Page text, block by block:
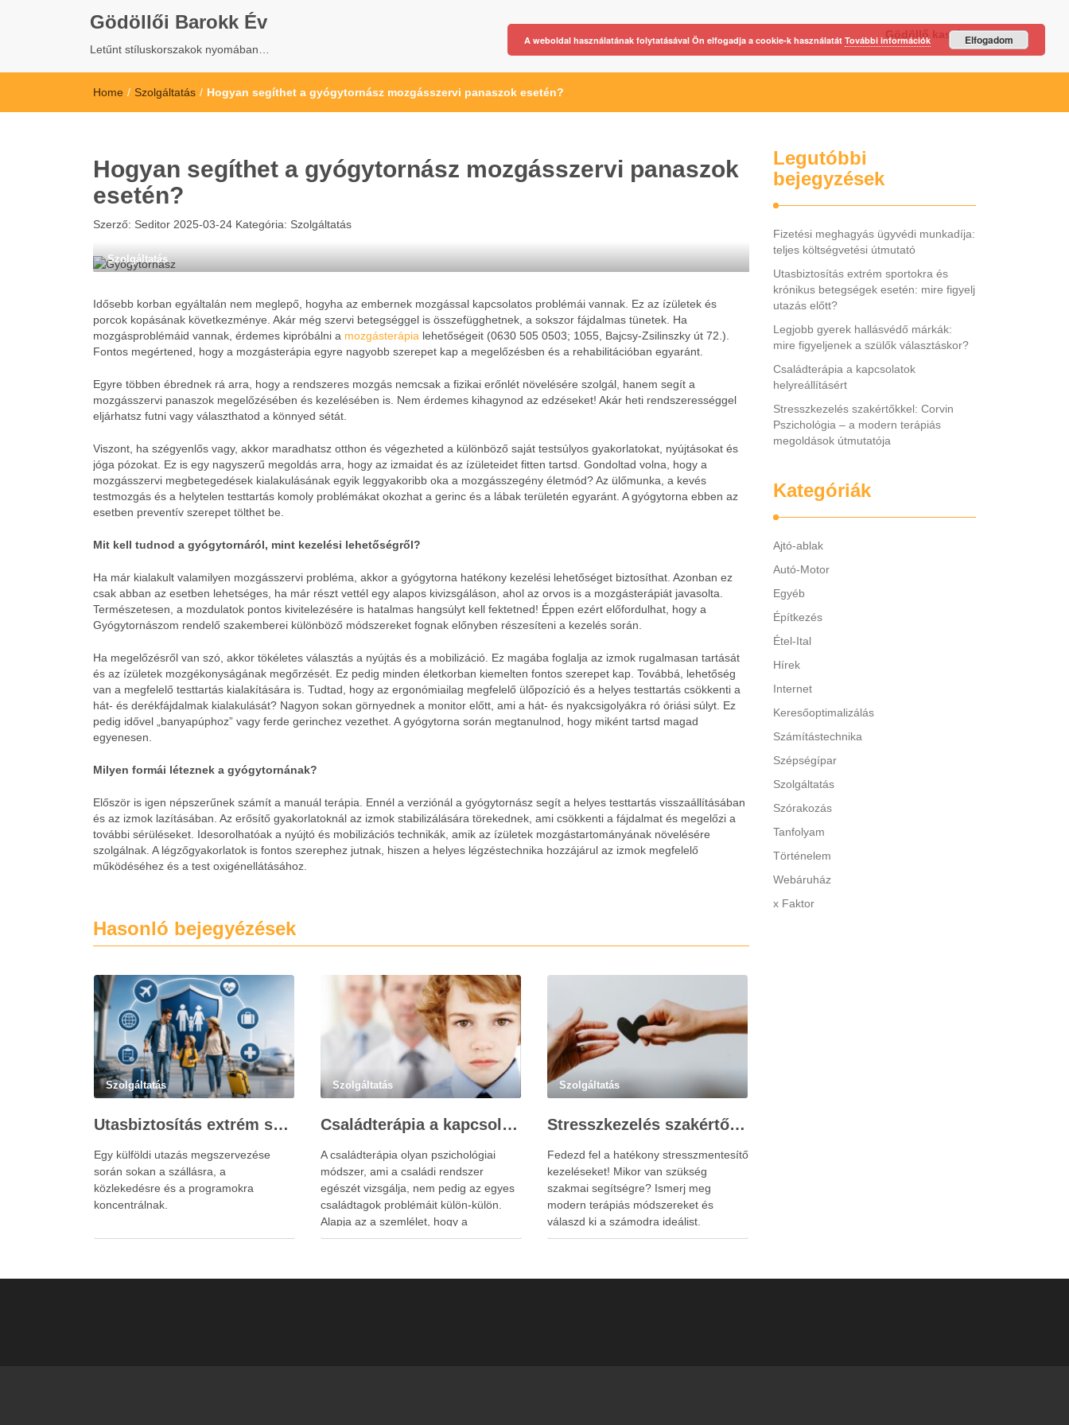
Gödöllői Barokk Év
Letűnt stíluskorszakok nyomában…
Gödöllő kastély
Home / Szolgáltatás / Hogyan segíthet a gyógytornász mozgásszervi panaszok esetén?
Hogyan segíthet a gyógytornász mozgásszervi panaszok
esetén?
Szerző: Seditor 2025-03-24 Kategória: Szolgáltatás
Szolgáltatás
Idősebb korban egyáltalán nem meglepő, hogyha az embernek mozgással kapcsolatos problémái vannak. Ez az ízületek és
porcok kopásának következménye. Akár még szervi betegséggel is összefügghetnek, a sokszor fájdalmas tünetek. Ha
mozgásproblémáid vannak, érdemes kipróbálni a mozgásterápia lehetőségeit (0630 505 0503; 1055, Bajcsy-Zsilinszky út 72.).
Fontos megértened, hogy a mozgásterápia egyre nagyobb szerepet kap a megelőzésben és a rehabilitációban egyaránt.
Egyre többen ébrednek rá arra, hogy a rendszeres mozgás nemcsak a fizikai erőnlét növelésére szolgál, hanem segít a
mozgásszervi panaszok megelőzésében és kezelésében is. Nem érdemes kihagynod az edzéseket! Akár heti rendszerességgel
eljárhatsz futni vagy választhatod a könnyed sétát.
Viszont, ha szégyenlős vagy, akkor maradhatsz otthon és végezheted a különböző saját testsúlyos gyakorlatokat, nyújtásokat és
jóga pózokat. Ez is egy nagyszerű megoldás arra, hogy az izmaidat és az ízületeidet fitten tartsd. Gondoltad volna, hogy a
mozgásszervi megbetegedések kialakulásának egyik leggyakoribb oka a mozgásszegény életmód? Az ülőmunka, a kevés
testmozgás és a helytelen testtartás komoly problémákat okozhat a gerinc és a lábak területén egyaránt. A gyógytorna ebben az
esetben preventív szerepet tölthet be.
Mit kell tudnod a gyógytornáról, mint kezelési lehetőségről?
Ha már kialakult valamilyen mozgásszervi probléma, akkor a gyógytorna hatékony kezelési lehetőséget biztosíthat. Azonban ez
csak abban az esetben lehetséges, ha már részt vettél egy alapos kivizsgáláson, ahol az orvos is a mozgásterápiát javasolta.
Természetesen, a mozdulatok pontos kivitelezésére is hatalmas hangsúlyt kell fektetned! Éppen ezért előfordulhat, hogy a
Gyógytornászom rendelő szakemberei különböző módszereket fognak előnyben részesíteni a kezelés során.
Ha megelőzésről van szó, akkor tökéletes választás a nyújtás és a mobilizáció. Ez magába foglalja az izmok rugalmasan tartását
és az ízületek mozgékonyságának megőrzését. Ez pedig minden életkorban kiemelten fontos szerepet kap. Továbbá, lehetőség
van a megfelelő testtartás kialakítására is. Tudtad, hogy az ergonómiailag megfelelő ülőpozíció és a helyes testtartás csökkenti a
hát- és derékfájdalmak kialakulását? Nagyon sokan görnyednek a monitor előtt, ami a hát- és nyakcsigolyákra ró óriási súlyt. Ez
pedig idővel „banyapúphoz” vagy ferde gerinchez vezethet. A gyógytorna során megtanulnod, hogy miként tartsd magad
egyenesen.
Milyen formái léteznek a gyógytornának?
Először is igen népszerűnek számít a manuál terápia. Ennél a verziónál a gyógytornász segít a helyes testtartás visszaállításában
és az izmok lazításában. Az erősítő gyakorlatoknál az izmok stabilizálására törekednek, ami csökkenti a fájdalmat és megelőzi a
további sérüléseket. Idesorolhatóak a nyújtó és mobilizációs technikák, amik az ízületek mozgástartományának növelésére
szolgálnak. A légzőgyakorlatok is fontos szerephez jutnak, hiszen a helyes légzéstechnika hozzájárul az izmok megfelelő
működéséhez és a test oxigénellátásához.
Hasonló bejegyézések
Szolgáltatás
Utasbiztosítás extrém sportokra és krónikus betegségek esetén: mire figyelj utazás előtt?
Egy külföldi utazás megszervezése
során sokan a szállásra, a
közlekedésre és a programokra
koncentrálnak.
Szolgáltatás
Családterápia a kapcsolatok helyreállításért
A családterápia olyan pszichológiai
módszer, ami a családi rendszer
egészét vizsgálja, nem pedig az egyes
családtagok problémáit külön-külön.
Alapja az a szemlélet, hogy a
családtagok viselkedése és érzelmi
Szolgáltatás
Stresszkezelés szakértőkkel: Corvin Pszichológia – a modern terápiás megoldások útmutatója
Fedezd fel a hatékony stresszmentesítő
kezeléseket! Mikor van szükség
szakmai segítségre? Ismerj meg
modern terápiás módszereket és
válaszd ki a számodra ideálist.
Legutóbbi
bejegyzések
Fizetési meghagyás ügyvédi munkadíja:
teljes költségvetési útmutató
Utasbiztosítás extrém sportokra és
krónikus betegségek esetén: mire figyelj
utazás előtt?
Legjobb gyerek hallásvédő márkák:
mire figyeljenek a szülők választáskor?
Családterápia a kapcsolatok
helyreállításért
Stresszkezelés szakértőkkel: Corvin
Pszichológia – a modern terápiás
megoldások útmutatója
Kategóriák
Ajtó-ablak
Autó-Motor
Egyéb
Építkezés
Étel-Ital
Hírek
Internet
Keresőoptimalizálás
Számítástechnika
Szépségípar
Szolgáltatás
Szórakozás
Tanfolyam
Történelem
Webáruház
x Faktor
A weboldal használatának folytatásával Ön elfogadja a cookie-k használatát További információk Elfogadom